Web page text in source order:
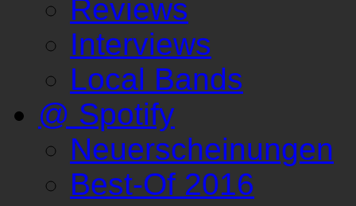
Reviews
Interviews
Local Bands
@ Spotify
Neuerscheinungen
Best-Of 2016